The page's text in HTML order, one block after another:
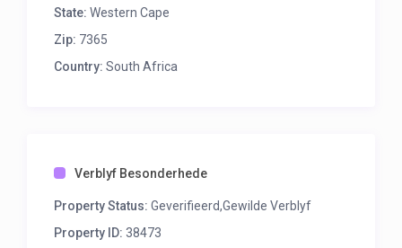
State: Western Cape
Zip: 7365
Country: South Africa
Verblyf Besonderhede
Property Status: Geverifieerd,Gewilde Verblyf
Property ID: 38473